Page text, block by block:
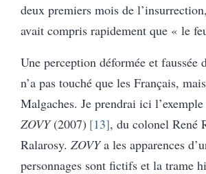
deux premiers mois de
avait compris rapidement que « le
Une perception déformée et faussée
n’a pas touché que les Français,
Malgaches. Je prendrai ici
ZOVY(2007) 13 , du colonel René
Ralarosy. ZOVYa les apparences
personnages sont fictifs et la trame